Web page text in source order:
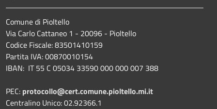
Comune di Pioltello
Via Carlo Cattaneo 1 - 20096 - Pioltello
Codice Fiscale: 83501410159
Partita IVA: 00870010154
IBAN: IT 55 C 05034 33590 000 000 007 388
PEC: protocollo@cert.comune.pioltello.mi.it
Centralino Unico: 02.92366.1